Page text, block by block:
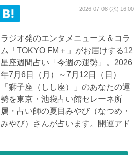
2026-07-08 (水) 16:00
ラジオ発のエンタメニュース＆コラ
ム「TOKYO FM＋」がお届けする12
星座週間占い「今週の運勢」。2026
年7月6日（月）～7月12日（日）
「獅子座（しし座）」のあなたの運
勢を東京・池袋占い館セレーネ所
属・占い師の夏目みやび（なつめ・
みやび）さんが占います。開運アド